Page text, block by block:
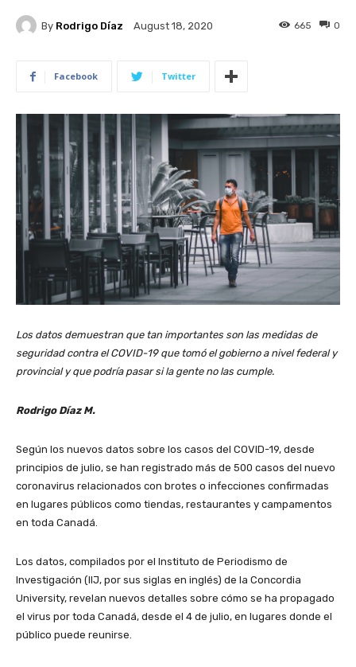
By Rodrigo Díaz August 18, 2020 0
665
Facebook Twitter
Los datos demuestran que tan importantes son las medidas de
seguridad contra el COVID-19 que tomó el gobierno a nivel federal y
provincial y que podría pasar si la gente no las cumple.
Rodrigo Díaz M.
Según los nuevos datos sobre los casos del COVID-19, desde
principios de julio, se han registrado más de 500 casos del nuevo
coronavirus relacionados con brotes o infecciones confirmadas
en lugares públicos como tiendas, restaurantes y campamentos
en toda Canadá.
Los datos, compilados por el Instituto de Periodismo de
Investigación (IIJ, por sus siglas en inglés) de la Concordia
University, revelan nuevos detalles sobre cómo se ha propagado
el virus por toda Canadá, desde el 4 de julio, en lugares donde el
público puede reunirse.